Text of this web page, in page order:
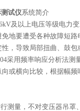
试仪系统简介
及以上电压等级电力
地要遭受各种故障短
，导致局部扭曲、鼓
采用频率响应分析法
或横向比较，根据幅
测量，不对变压器吊罩